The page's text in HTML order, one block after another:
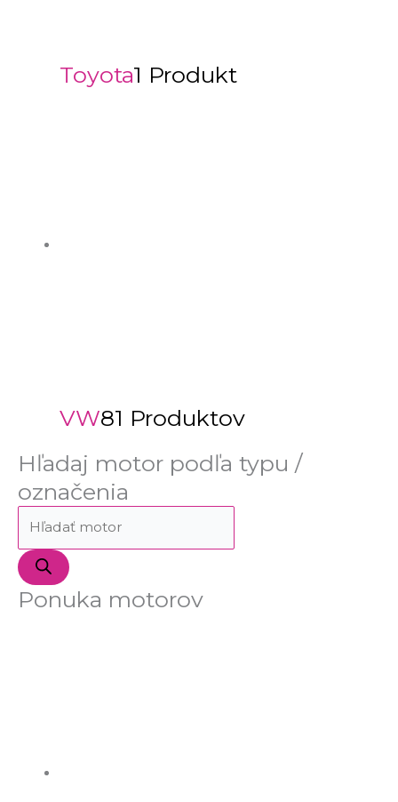
Toyota1 Produkt
VW81 Produktov
Hľadaj motor podľa typu /
označenia
Ponuka motorov